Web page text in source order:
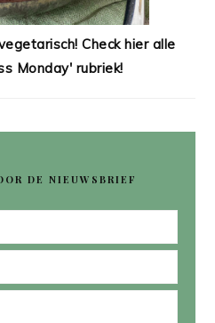
Check hier alle
Monday' rubriek!
DE NIEUWSBRIEF